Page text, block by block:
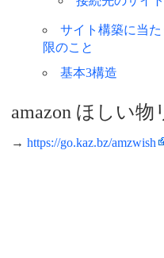
サイト構築に当
限のこと
基本3構造
amazon ほしい物
→ https://go.kaz.bz/amzwish